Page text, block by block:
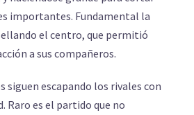
importantes. Fundamental la
el centro, que permitió
a sus compañeros.
siguen escapando los rivales con
Raro es el partido que no